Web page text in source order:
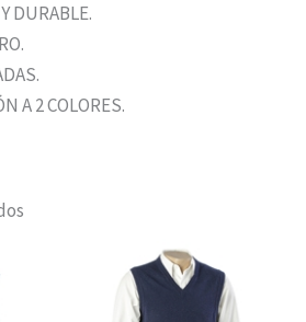
DURABLE.
A 2 COLORES.